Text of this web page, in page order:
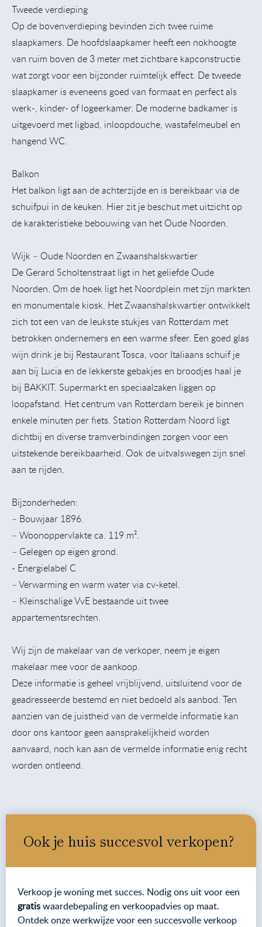
Tweede verdieping
Op de bovenverdieping bevinden zich twee ruime
slaapkamers. De hoofdslaapkamer heeft een nokhoogte
van ruim boven de 3 meter met zichtbare kapconstructie
wat zorgt voor een bijzonder ruimtelijk effect. De tweede
slaapkamer is eveneens goed van formaat en perfect als
werk-, kinder- of logeerkamer. De moderne badkamer is
uitgevoerd met ligbad, inloopdouche, wastafelmeubel en
hangend WC.
Balkon
Het balkon ligt aan de achterzijde en is bereikbaar via de
schuifpui in de keuken. Hier zit je beschut met uitzicht op
de karakteristieke bebouwing van het Oude Noorden.
Wijk – Oude Noorden en Zwaanshalskwartier
De Gerard Scholtenstraat ligt in het geliefde Oude
Noorden. Om de hoek ligt het Noordplein met zijn markten
en monumentale kiosk. Het Zwaanshalskwartier ontwikkelt
zich tot een van de leukste stukjes van Rotterdam met
betrokken ondernemers en een warme sfeer. Een goed glas
wijn drink je bij Restaurant Tosca, voor Italiaans schuif je
aan bij Lucia en de lekkerste gebakjes en broodjes haal je
bij BAKKIT. Supermarkt en speciaalzaken liggen op
loopafstand. Het centrum van Rotterdam bereik je binnen
enkele minuten per fiets. Station Rotterdam Noord ligt
dichtbij en diverse tramverbindingen zorgen voor een
uitstekende bereikbaarheid. Ook de uitvalswegen zijn snel
aan te rijden.
Bijzonderheden:
– Bouwjaar 1896.
– Woonoppervlakte ca. 119 m².
– Gelegen op eigen grond.
- Energielabel C
– Verwarming en warm water via cv-ketel.
– Kleinschalige VvE bestaande uit twee
appartementsrechten.
Wij zijn de makelaar van de verkoper, neem je eigen
makelaar mee voor de aankoop.
Deze informatie is geheel vrijblijvend, uitsluitend voor de
geadresseerde bestemd en niet bedoeld als aanbod. Ten
aanzien van de juistheid van de vermelde informatie kan
door ons kantoor geen aansprakelijkheid worden
aanvaard, noch kan aan de vermelde informatie enig recht
worden ontleend.
Ook je huis succesvol verkopen?
Verkoop je woning met succes. Nodig ons uit voor een
gratiswaardebepaling en verkoopadvies op maat.
Ontdek onze werkwijze voor een succesvolle verkoop